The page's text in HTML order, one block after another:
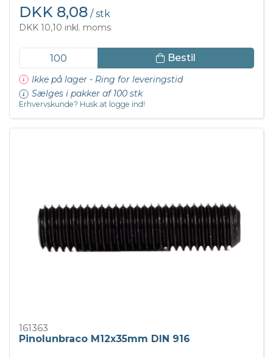
DKK 8,08 / stk
DKK 10,10 inkl. moms
Bestil
Ikke på lager - Ring for leveringstid
Sælges i pakker af 100 stk
Erhvervskunde? Husk at logge ind!
161363
Pinolunbraco M12x35mm DIN 916